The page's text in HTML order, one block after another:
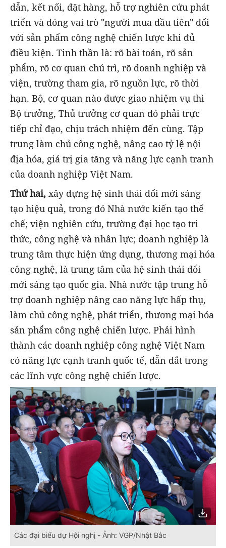
dẫn, kết nối, đặt hàng, hỗ trợ nghiên cứu phát
triển và đóng vai trò "người mua đầu tiên" đối
với sản phẩm công nghệ chiến lược khi đủ
điều kiện. Tinh thần là: rõ bài toán, rõ sản
phẩm, rõ cơ quan chủ trì, rõ doanh nghiệp và
viện, trường tham gia, rõ nguồn lực, rõ thời
hạn. Bộ, cơ quan nào được giao nhiệm vụ thì
Bộ trưởng, Thủ trưởng cơ quan đó phải trực
tiếp chỉ đạo, chịu trách nhiệm đến cùng. Tập
trung làm chủ công nghệ, nâng cao tỷ lệ nội
địa hóa, giá trị gia tăng và năng lực cạnh tranh
của doanh nghiệp Việt Nam.
Thứ hai, xây dựng hệ sinh thái đổi mới sáng
tạo hiệu quả, trong đó Nhà nước kiến tạo thể
chế; viện nghiên cứu, trường đại học tạo tri
thức, công nghệ và nhân lực; doanh nghiệp là
trung tâm thực hiện ứng dụng, thương mại hóa
công nghệ, là trung tâm của hệ sinh thái đổi
mới sáng tạo quốc gia. Nhà nước tập trung hỗ
trợ doanh nghiệp nâng cao năng lực hấp thụ,
làm chủ công nghệ, phát triển, thương mại hóa
sản phẩm công nghệ chiến lược. Phải hình
thành các doanh nghiệp công nghệ Việt Nam
có năng lực cạnh tranh quốc tế, dẫn dắt trong
các lĩnh vực công nghệ chiến lược.
Các đại biểu dự Hội nghị - Ảnh: VGP/Nhật Bắc